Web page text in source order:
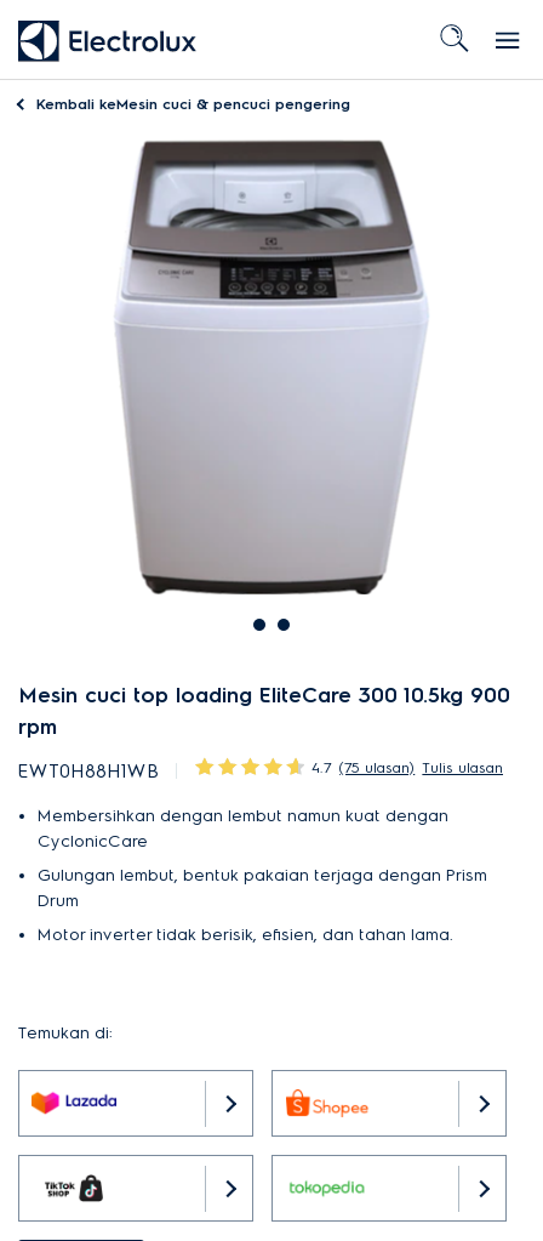
Kembali keMesin cuci & pencuci pengering
Mesin cuci top loading EliteCare 300 10.5kg 900
rpm
EWT0H88H1WB 4.7 (75 ulasan) Tulis ulasan
Membersihkan dengan lembut namun kuat dengan
CyclonicCare
Gulungan lembut, bentuk pakaian terjaga dengan Prism
Drum
Motor inverter tidak berisik, efisien, dan tahan lama.
Temukan di: